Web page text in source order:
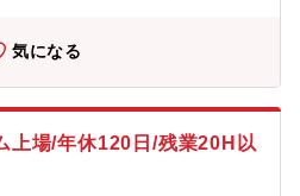
、より組織全体のマネジメントに
税理士が３名、1次チェック者は5名
しながらも、知識を持ったベテラ
整っています。
理業務に専念でき、専門性を高め
創業会社として、2017年に創立50
、経営の中核を担う経理部門の体制
。 【配属先】■財務部12名（財務
気になる
上場/年休120日/残業20H以